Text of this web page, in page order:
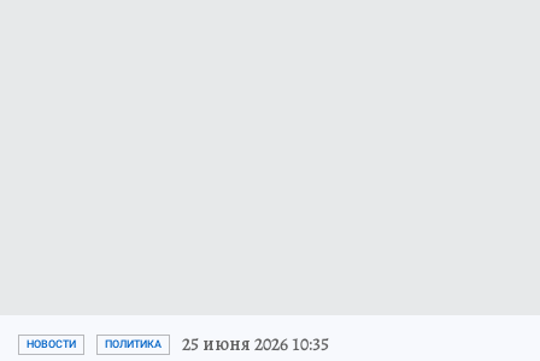
НОВОСТИ ПОЛИТИКА 25 июня 2026 10:35